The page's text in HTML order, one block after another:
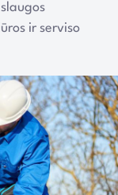
ir serviso